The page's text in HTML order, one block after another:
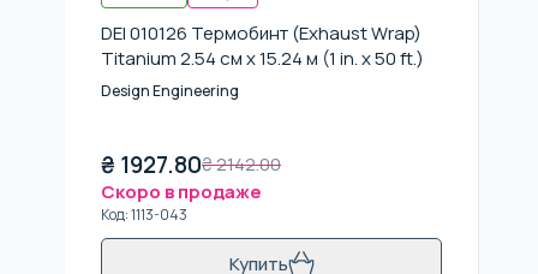
DEI 010126 Термобинт (Exhaust Wrap)
Titanium 2.54 см x 15.24 м (1 in. x 50 ft.)
Design Engineering
₴ 1927.80₴2142.00
Скоро в продаже
Код:1113-043
Купить